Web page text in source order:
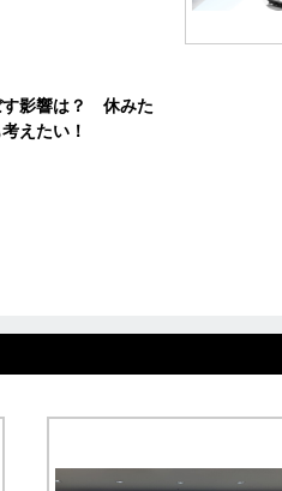
す影響は？ 休みた
えたい！